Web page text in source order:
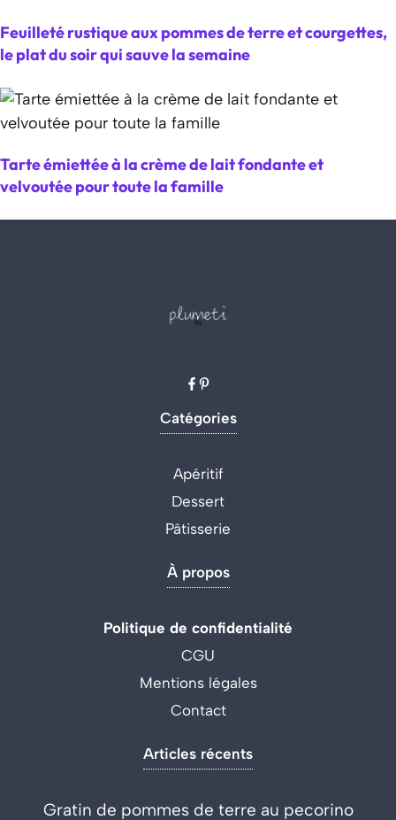
Feuilleté rustique aux pommes de terre et courgettes,
le plat du soir qui sauve la semaine
Tarte émiettée à la crème de lait fondante et
velvoutée pour toute la famille
Catégories
Apéritif
Dessert
Pâtisserie
À propos
Politique de confidentialité
CGU
Mentions légales
Contact
Articles récents
Gratin de pommes de terre au pecorino